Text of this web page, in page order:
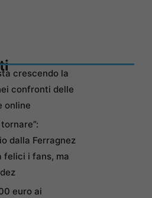
crescendo la
confronti delle
online
dalla Ferragnez
felici i fans, ma
euro ai